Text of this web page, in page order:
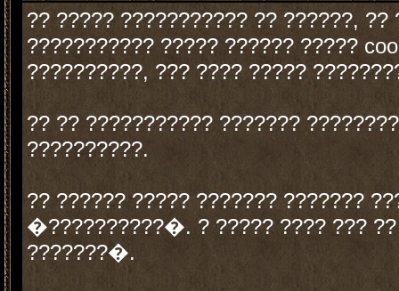
?? ????? ??????????? ?? ??????,
??????????? ????? ?????? ?????
??????????, ??? ???? ?????
?? ?? ??????????? ???????
??????????.
?? ?????? ????? ??????? ???????
�??????????�. ? ????? ???? ???
???????�.